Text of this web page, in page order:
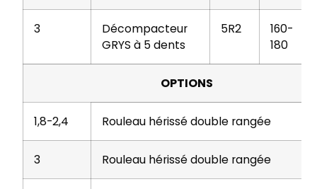
3
Décompacteur
GRYS à 5 dents
5R2
160-
180
OPTIONS
1,8-2,4 Rouleau hérissé double rangée
3 Rouleau hérissé double rangée